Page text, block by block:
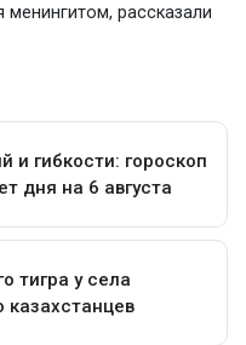
рассказали